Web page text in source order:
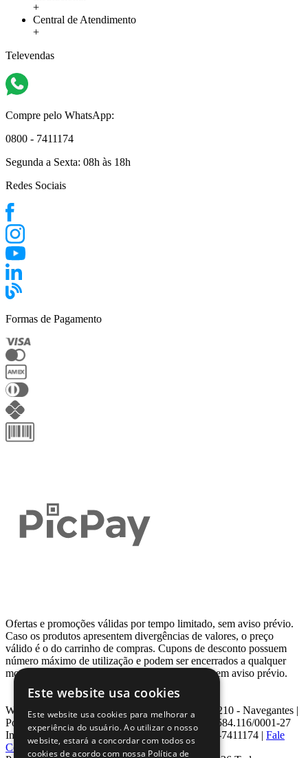
+
Central de Atendimento
+
Televendas
Compre pelo WhatsApp:
0800 - 7411174
Segunda a Sexta: 08h às 18h
Redes Sociais
Formas de Pagamento
Ofertas e promoções válidas por tempo limitado, sem aviso prévio.
Caso os produtos apresentem divergências de valores, o preço
válido é o do carrinho de compras. Cupons de desconto possuem
número máximo de utilização e podem ser encerrados a qualquer
momento, de acordo com sua disponibilidade e sem aviso prévio.
Webcontinental LTDA | Travessa Venezuela, Nº 210 - Navegantes |
Porto Alegre - RS - CEP: 90.240-220 CNPJ: 08.584.116/0001-27
Inscrição Estadual: 0963171399 | Telefone: 0800-7411174 | Fale
Conosco|ouvidoria@webcontinental.com.br
Este website usa cookies
Este website usa cookies para melhorar a
experiência do usuário. Ao utilizar o nosso
website, estará a concordar com todos os
cookies de acordo com nossa Política de